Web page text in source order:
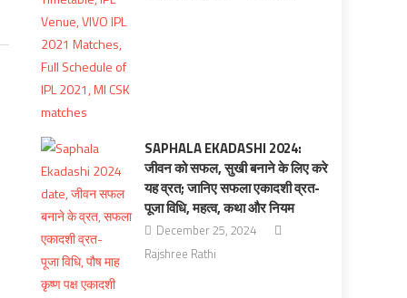
SAPHALA EKADASHI 2024:
जीवन को सफल, सुखी बनाने के लिए करे
यह व्रत; जानिए सफला एकादशी व्रत-
पूजा विधि, महत्‍व, कथा और नियम
December 25, 2024
Rajshree Rathi